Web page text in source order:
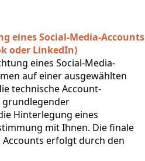
eines Social-Media-Accounts
oder LinkedIn)
eines Social-Media-
auf einer ausgewählten
technische Account-
grundlegender
Hinterlegung eines
mit Ihnen. Die finale
erfolgt durch den